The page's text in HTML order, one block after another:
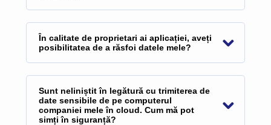
În calitate de proprietari ai aplicației, aveți
posibilitatea de a răsfoi datele mele?
Sunt neliniștit în legătură cu trimiterea de
date sensibile de pe computerul
companiei mele în cloud. Cum mă pot
simți în siguranță?